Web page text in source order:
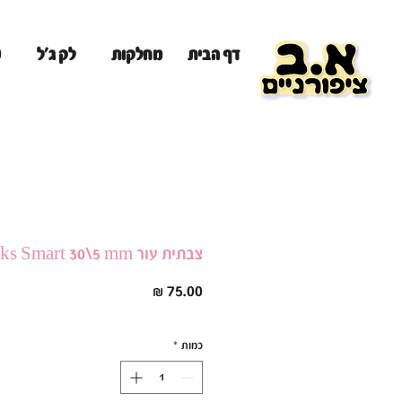
לק ג'ל מחלקות דף הבית
צבתית עור Staleks Smart 30\5 mm
כמות *